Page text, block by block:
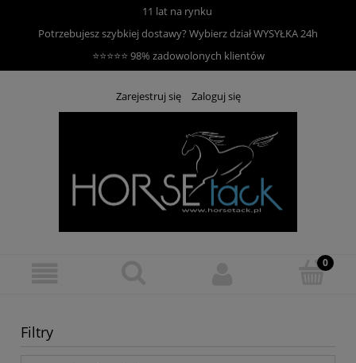
11 lat na rynku
Potrzebujesz szybkiej dostawy? Wybierz działWYSYŁKA 24h
⭐⭐⭐⭐⭐ 98% zadowolonych klientów
Zarejestruj się Zaloguj się
Filtry